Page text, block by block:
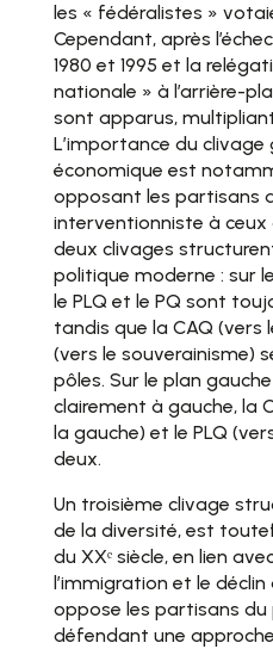
les « fédéralistes »
Cependant, après
1980 et 1995 et la
nationale » à l’arrière-
sont apparus,
L’importance du
économique est
opposant les partisans
interventionniste à ceux
deux clivages
politique moderne : sur
le PLQ et le PQ sont
tandis que la CAQ (vers
(vers le souverainisme)
pôles. Sur le plan
clairement à gauche, la
la gauche) et le PLQ
deux.
Un troisième clivage
de la diversité, est
du XXᵉ siècle, en lien
l’immigration et le
oppose les partisans du
défendant une